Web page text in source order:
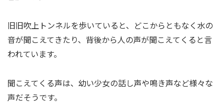
旧旧吹上トンネルを歩いていると、どこからともなく水の
音が聞こえてきたり、背後から人の声が聞こえてくると言
われています。
聞こえてくる声は、幼い少女の話し声や鳴き声など様々な
声だそうです。